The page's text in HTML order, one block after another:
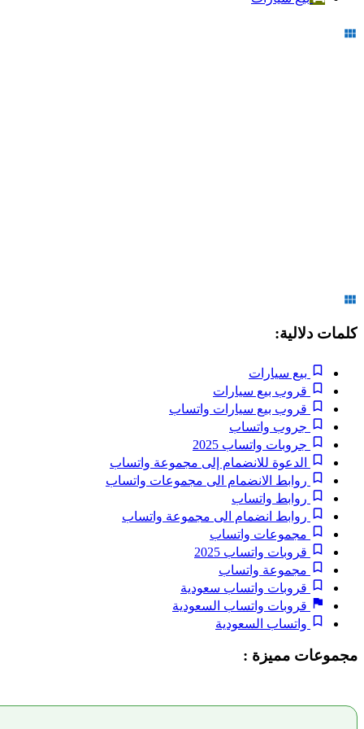
كلمات دلالية:
بيع سيارات
قروب بيع سيارات
قروب بيع سيارات واتساب
جروب واتساب
جروبات واتساب 2025
الدعوة للانضمام إلى مجموعة واتساب
روابط الانضمام الى مجموعات واتساب
روابط واتساب
روابط انضمام الى مجموعة واتساب
مجموعات واتساب
قروبات واتساب 2025
مجموعة واتساب
قروبات واتساب سعودية
قروبات واتساب السعودية
واتساب السعودية
مجموعات مميزة :